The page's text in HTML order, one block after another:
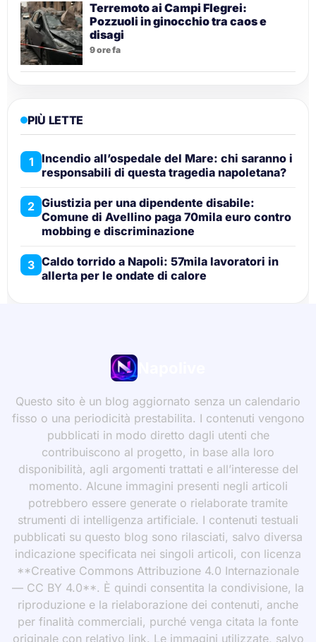
Terremoto ai Campi Flegrei:
Pozzuoli in ginocchio tra caos e
disagi
9 ore fa
PIÙ LETTE
1
Incendio all’ospedale del Mare: chi saranno i
responsabili di questa tragedia napoletana?
2 Giustizia per una dipendente disabile:
Comune di Avellino paga 70mila euro contro
mobbing e discriminazione
3 Caldo torrido a Napoli: 57mila lavoratori in
allerta per le ondate di calore
Questo sito è un blog aggiornato senza un calendario
fisso o una periodicità prestabilita. I contenuti vengono
pubblicati in modo diretto dagli utenti che
contribuiscono al progetto, in base alla loro
disponibilità, agli argomenti trattati e all’interesse del
momento. Alcune immagini presenti negli articoli
potrebbero essere generate o rielaborate tramite
strumenti di intelligenza artificiale. I contenuti testuali
pubblicati su questo blog sono rilasciati, salvo diversa
indicazione specificata nei singoli articoli, con licenza
**Creative Commons Attribuzione 4.0 Internazionale
— CC BY 4.0**. È quindi consentita la condivisione, la
riproduzione e la rielaborazione dei contenuti, anche
per finalità commerciali, purché venga citata la fonte
originale con relativo link. Le immagini utilizzate, salvo